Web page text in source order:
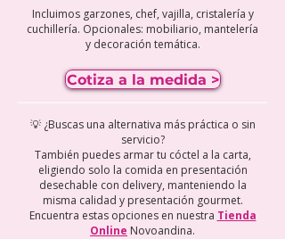
Incluimos garzones, chef, vajilla, cristalería y
cuchillería. Opcionales: mobiliario, mantelería
y decoración temática.
Cotiza a la medida >
💡 ¿Buscas una alternativa más práctica o sin
servicio?
También puedes armar tu cóctel a la carta,
eligiendo solo la comida en presentación
desechable con delivery, manteniendo la
misma calidad y presentación gourmet.
Encuentra estas opciones en nuestra Tienda
Online Novoandina.